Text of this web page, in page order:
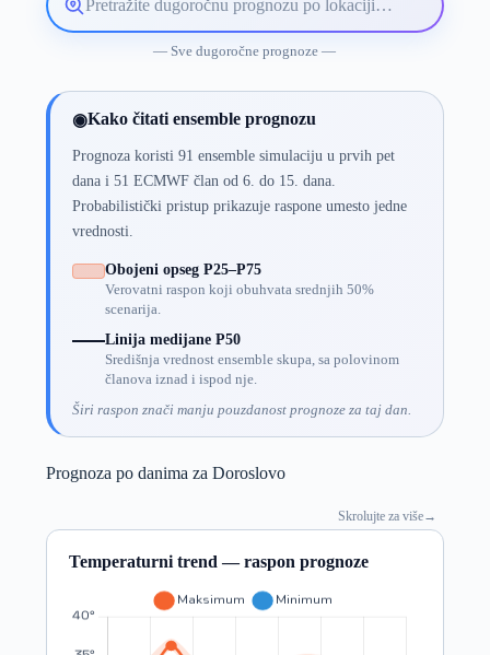
Pretražite
lokaciju
— Sve dugoročne prognoze —
◉Kako čitati ensemble prognozu
Prognoza koristi 91 ensemble simulaciju u prvih pet
dana i 51 ECMWF član od 6. do 15. dana.
Probabilistički pristup prikazuje raspone umesto jedne
vrednosti.
Obojeni opseg P25–P75
Verovatni raspon koji obuhvata srednjih 50%
scenarija.
Linija medijane P50
Središnja vrednost ensemble skupa, sa polovinom
članova iznad i ispod nje.
Širi raspon znači manju pouzdanost prognoze za taj dan.
Prognoza po danima za Doroslovo
Skrolujte za više→
Temperaturni trend — raspon prognoze